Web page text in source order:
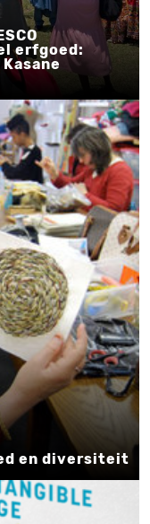
erfgoed:
en diversiteit